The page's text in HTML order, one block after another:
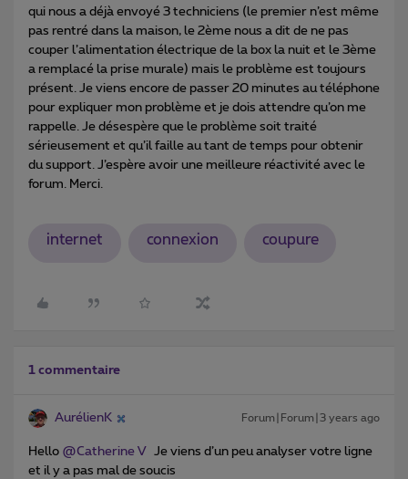
qui nous a déjà envoyé 3 techniciens (le premier n’est même
pas rentré dans la maison, le 2ème nous a dit de ne pas
couper l’alimentation électrique de la box la nuit et le 3ème
a remplacé la prise murale) mais le problème est toujours
présent. Je viens encore de passer 20 minutes au téléphone
pour expliquer mon problème et je dois attendre qu’on me
rappelle. Je désespère que le problème soit traité
sérieusement et qu’il faille au tant de temps pour obtenir
du support. J’espère avoir une meilleure réactivité avec le
forum. Merci.
internet connexion coupure
1 commentaire
AurélienK Forum|Forum|3 years ago
Hello @Catherine V Je viens d’un peu analyser votre ligne
et il y a pas mal de soucis